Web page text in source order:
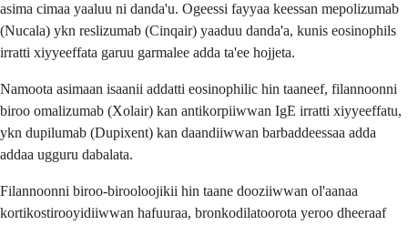
asima cimaa yaaluu ni danda'u. Ogeessi fayyaa keessan mepolizumab
(Nucala) ykn reslizumab (Cinqair) yaaduu danda'a, kunis eosinophils
irratti xiyyeeffata garuu garmalee adda ta'ee hojjeta.
Namoota asimaan isaanii addatti eosinophilic hin taaneef, filannoonni
biroo omalizumab (Xolair) kan antikorpiiwwan IgE irratti xiyyeeffatu,
ykn dupilumab (Dupixent) kan daandiiwwan barbaddeessaa adda
addaa ugguru dabalata.
Filannoonni biroo-birooloojikii hin taane dooziiwwan ol'aanaa
kortikostirooyidiiwwan hafuuraa, bronkodilatoorota yeroo dheeraaf